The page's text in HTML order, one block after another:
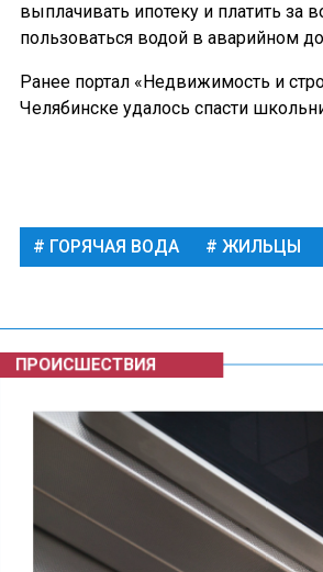
выплачивать ипотеку и платить
пользоваться водой в аварийном
Ранее портал «Недвижимость и
Челябинске удалось спасти
ГОРЯЧАЯ ВОДА ЖИЛЬЦЫ
ПРОИСШЕСТВИЯ